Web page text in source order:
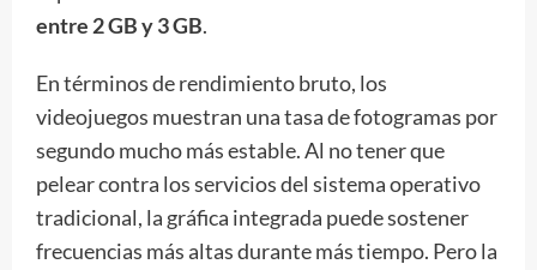
entre 2 GB y 3 GB.
En términos de rendimiento bruto, los
videojuegos muestran una tasa de fotogramas por
segundo mucho más estable. Al no tener que
pelear contra los servicios del sistema operativo
tradicional, la gráfica integrada puede sostener
frecuencias más altas durante más tiempo. Pero la